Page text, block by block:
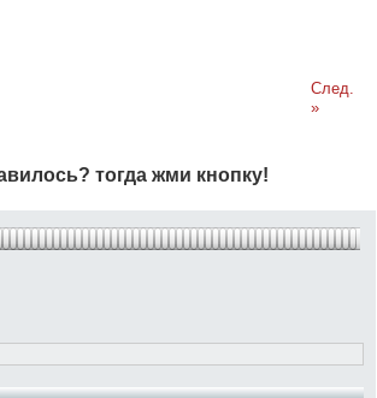
След.
»
тогда жми кнопку!